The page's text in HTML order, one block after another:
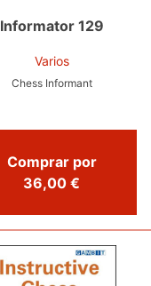
Informator 129
Varios
Chess Informant
Comprar por
36,00 €